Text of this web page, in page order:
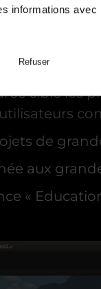
informations
Refuser
comme :
cible les
de
aux
«